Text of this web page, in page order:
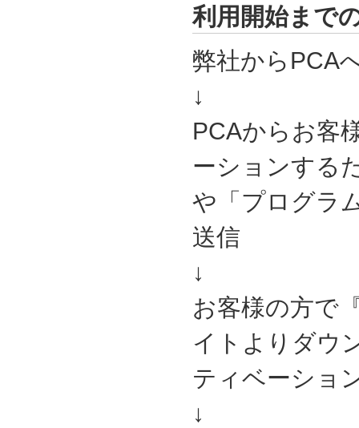
利用開始まで
弊社からPCA
↓
PCAからお客
ーションする
や「プログラ
送信
↓
お客様の方で
イトよりダウ
ティベーショ
↓